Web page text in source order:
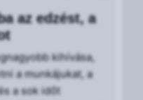
az edzést, a
kihívása,
a munkájukat, a
a sok időt